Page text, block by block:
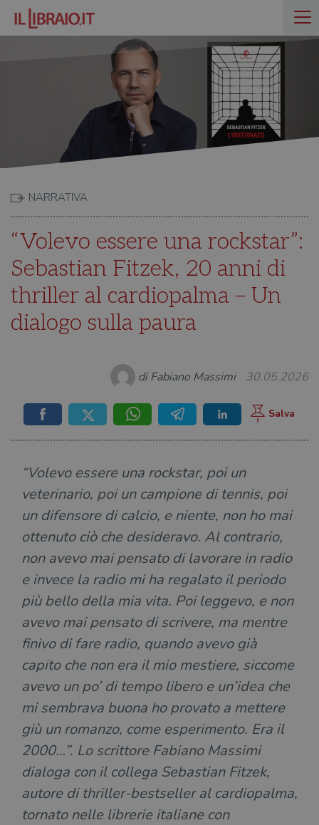
NARRATIVA
“Volevo essere una rockstar”:
Sebastian Fitzek, 20 anni di
thriller al cardiopalma – Un
dialogo sulla paura
di Fabiano Massimi 30.05.2026
“Volevo essere una rockstar, poi un
veterinario, poi un campione di tennis, poi
un difensore di calcio, e niente, non ho mai
ottenuto ciò che desideravo. Al contrario,
non avevo mai pensato di lavorare in radio
e invece la radio mi ha regalato il periodo
più bello della mia vita. Poi leggevo, e non
avevo mai pensato di scrivere, ma mentre
finivo di fare radio, quando avevo già
capito che non era il mio mestiere, siccome
avevo un po’ di tempo libero e un’idea che
mi sembrava buona ho provato a mettere
giù un romanzo, come esperimento. Era il
2000…”. Lo scrittore Fabiano Massimi
dialoga con il collega Sebastian Fitzek,
autore di thriller-bestseller al cardiopalma,
tornato nelle librerie italiane con